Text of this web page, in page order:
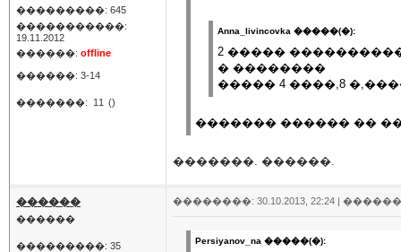
���������: 645
�����������:
19.11.2012
������: offline
������: 3-14
�������: 11 ()
Anna_livincovka �����(�):
2 �����
� ��������
����� 4 ����,8
������� ������ ��
�������. ������.
������
������
���������: 35
��������: 30.10.2013, 22:24 |
Persiyanov_na �����(�):